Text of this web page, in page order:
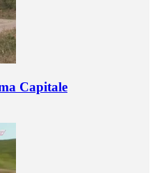
Capitale